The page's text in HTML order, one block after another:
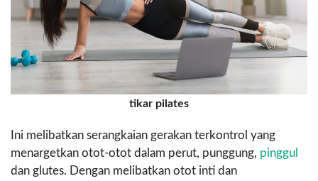
tikar pilates
Ini melibatkan serangkaian gerakan terkontrol yang
menargetkan otot-otot dalam perut, punggung, pinggul
dan glutes. Dengan melibatkan otot inti dan